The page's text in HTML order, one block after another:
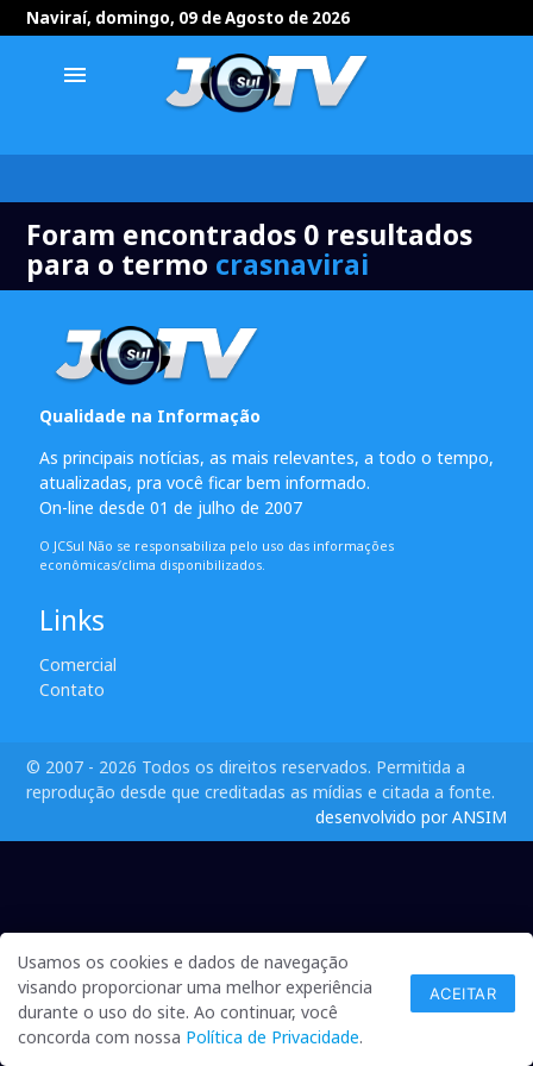
Naviraí, domingo, 09 de Agosto de 2026
menu
Foram encontrados 0 resultados
para o termo crasnavirai
Qualidade na Informação
As principais notícias, as mais relevantes, a todo o tempo,
atualizadas, pra você ficar bem informado.
On-line desde 01 de julho de 2007
O JCSul Não se responsabiliza pelo uso das informações
econômicas/clima disponibilizados.
Links
Comercial
Contato
© 2007 - 2026 Todos os direitos reservados. Permitida a
reprodução desde que creditadas as mídias e citada a fonte.
desenvolvido por ANSIM
Usamos os cookies e dados de navegação
visando proporcionar uma melhor experiência
durante o uso do site. Ao continuar, você
concorda com nossa Política de Privacidade.
ACEITAR